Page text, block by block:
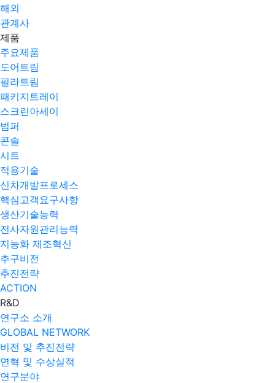
해외
관계사
제품
주요제품​
도어트림
필라트림
패키지트레이
스크린아세이
범퍼
콘솔
시트
적용기술
신차개발프로세스
핵심고객요구사항
생산기술능력
전사자원관리능력
지능화 제조혁신
추구비전
추진전략
ACTION
R&D
연구소 소개
GLOBAL NETWORK
비전 및 추진전략
연혁 및 수상실적
연구분야